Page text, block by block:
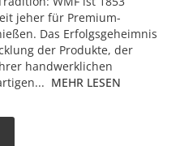
jeher für Premium-
Das Erfolgsgeheimnis
der Produkte, der
handwerklichen
MEHR LESEN